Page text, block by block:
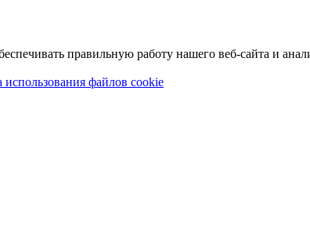
правильную работу нашего веб-сайта и
использования файлов cookie